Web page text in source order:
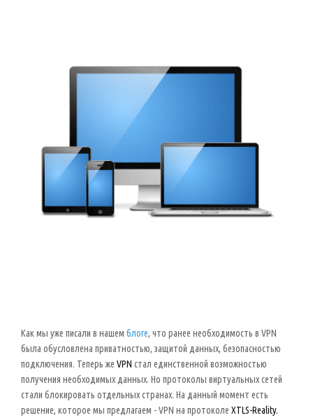
Как мы уже писали в нашем блоге, что ранее необходимость в VPN
была обусловлена приватностью, защитой данных, безопасностью
подключения. Теперь же VPN стал единственной возможностью
получения необходимых данных. Но протоколы виртуальных сетей
стали блокировать отдельных странах. На данный момент есть
решение, которое мы предлагаем - VPN на протоколе XTLS-Reality.